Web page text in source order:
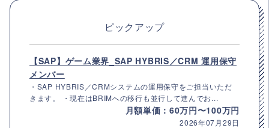
ピックアップ
【SAP】ゲーム業界_SAP HYBRIS／CRM 運用保守
メンバー
・SAP HYBRIS／CRMシステムの運用保守をご担当いただ
きます。 ・現在はBRIMへの移行も並行して進んでお...
月額単価：60万円〜100万円
2026年07月29日